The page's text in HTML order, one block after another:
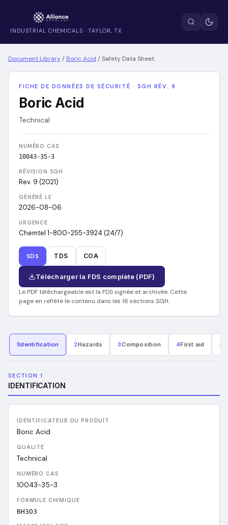
INDUSTRIAL CHEMICALS · TAYLOR, TX
Document Library/ Boric Acid /Safety Data Sheet
FICHE DE DONNÉES DE SÉCURITÉ · SGH RÉV. 9
Boric Acid
Technical
NUMÉRO CAS
10043-35-3
RÉVISION SGH
Rev. 9 (2021)
GÉNÉRÉ LE
2026-08-06
URGENCE
Chemtel 1-800-255-3924 (24/7)
SDS TDS COA
Télécharger la FDS complète (PDF)
Le PDF téléchargeable est la FDS signée et archivée. Cette
page en reflète le contenu dans les 16 sections SGH.
1Identification 2Hazards 3Composition 4First aid 5
SECTION 1
IDENTIFICATION
IDENTIFICATEUR DU PRODUIT
Boric Acid
QUALITÉ
Technical
NUMÉRO CAS
10043-35-3
FORMULE CHIMIQUE
BH3O3